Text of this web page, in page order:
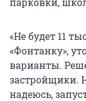
«Не будет 11
«Фонтанку»,
варианты.
застройщики.
надеюсь,